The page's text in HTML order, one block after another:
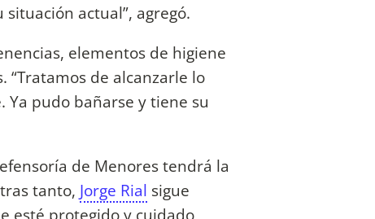
actual”, agregó.
elementos de higiene
“Tratamos de alcanzarle lo
Ya pudo bañarse y tiene su
de Menores tendrá la
tanto, Jorge Rial sigue
esté protegido y cuidado